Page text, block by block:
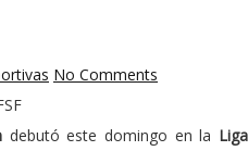
No Comments
debutó este domingo en la Liga